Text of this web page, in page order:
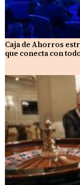
Caja de Ahorros
que conecta con